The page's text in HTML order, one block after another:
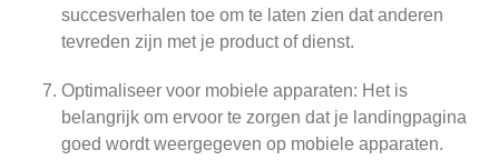
succesverhalen toe om te laten zien dat anderen
tevreden zijn met je product of dienst.
Optimaliseer voor mobiele apparaten: Het is
belangrijk om ervoor te zorgen dat je landingpagina
goed wordt weergegeven op mobiele apparaten.